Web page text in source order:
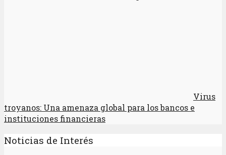
Virus
troyanos: Una amenaza global para los bancos e
instituciones financieras
Noticias de Interés